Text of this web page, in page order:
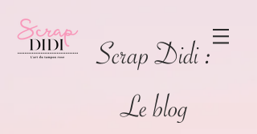
Scrap Didi :
Le blog